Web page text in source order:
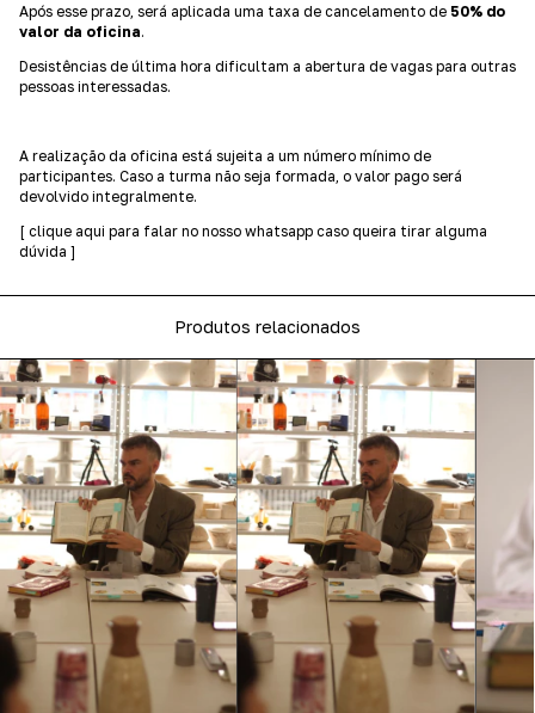
Após esse prazo, será aplicada uma taxa de cancelamento de 50% do
valor da oficina.
Desistências de última hora dificultam a abertura de vagas para outras
pessoas interessadas.
A realização da oficina está sujeita a um número mínimo de
participantes. Caso a turma não seja formada, o valor pago será
devolvido integralmente.
[ clique aqui para falar no nosso whatsapp caso queira tirar alguma
dúvida ]
Produtos relacionados